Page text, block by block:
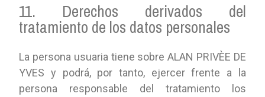
11. Derechos derivados del
tratamiento de los datos personales
La persona usuaria tiene sobre ALAN PRIVÈE DE
YVES y podrá, por tanto, ejercer frente a la
persona responsable del tratamiento los